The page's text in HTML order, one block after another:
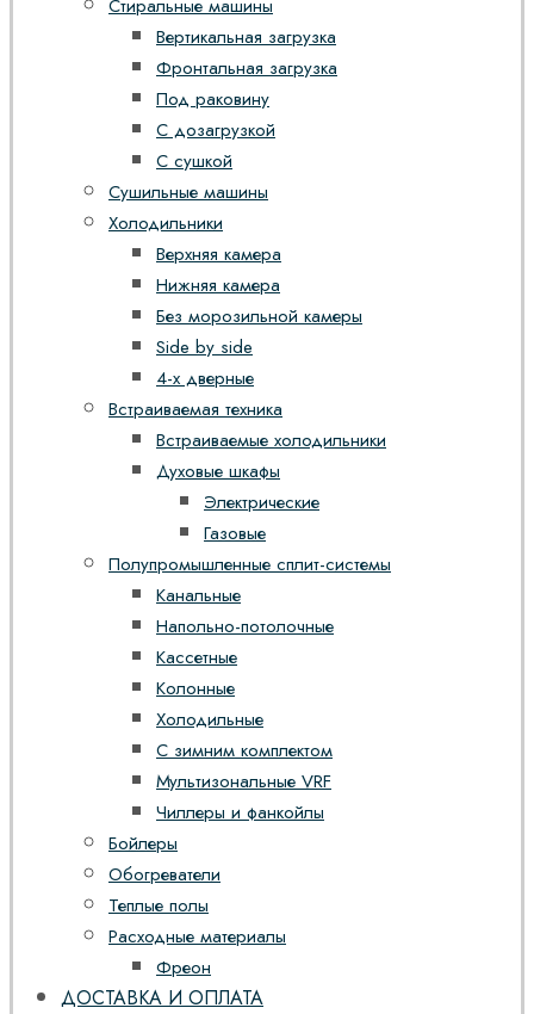
Стиральные машины
Вертикальная загрузка
Фронтальная загрузка
Под раковину
С дозагрузкой
С сушкой
Сушильные машины
Холодильники
Верхняя камера
Нижняя камера
Без морозильной камеры
Side by side
4-х дверные
Встраиваемая техника
Встраиваемые холодильники
Духовые шкафы
Электрические
Газовые
Полупромышленные сплит-системы
Канальные
Напольно-потолочные
Кассетные
Колонные
Холодильные
С зимним комплектом
Мультизональные VRF
Чиллеры и фанкойлы
Бойлеры
Обогреватели
Теплые полы
Расходные материалы
Фреон
ДОСТАВКА И ОПЛАТА